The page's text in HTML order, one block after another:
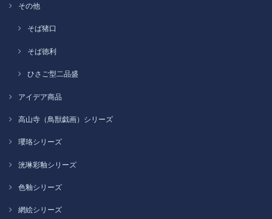
その他
そば猪口
そば徳利
ひさご型二品盛
アイデア商品
高山寺（鳥獣戯画）シリーズ
瓔珞シリーズ
洸琳彩釉シリーズ
色釉シリーズ
網絵シリーズ